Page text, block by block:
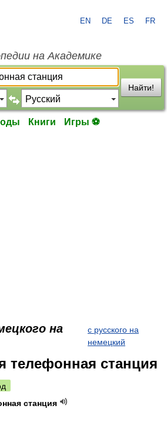
EN DE ES FR
на Академике
Найти!
Книги Игры ⚽
на
с русского на
немецкий
телефонная станция
станция